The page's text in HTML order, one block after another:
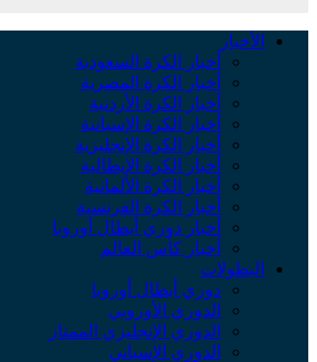
الأخبار
أخبار الكرة السعودية
أخبار الكرة المصرية
أخبار الكرة الأردنية
أخبار الكرة الإسبانية
أخبار الكرة الإنجليزية
أخبار الكرة الإيطالية
أخبار الكرة الألمانية
أخبار الكرة الفرنسية
أخبار دوري أبطال أوروبا
أخبار كأس العالم
البطولات
دوري أبطال أوروبا
الدوري الأوروبي
الدوري الإنجليزي الممتاز
الدوري الإسباني